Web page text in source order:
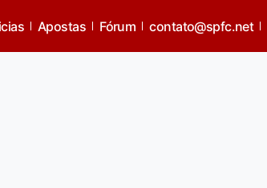
Apostas Fórum contato@spfc.net